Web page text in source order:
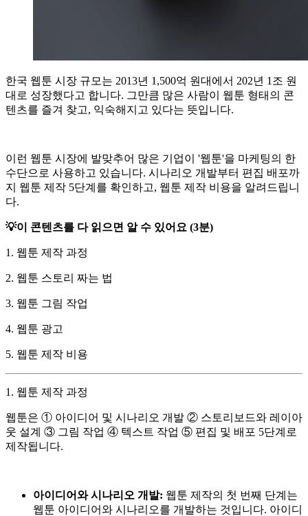
한국 웹툰 시장 규모는 2013년 1,500억 원대에서 202년 1조 원
대로 성장했다고 합니다. 그만큼 많은 사람이 웹툰 형태의 콘
텐츠를 즐겨 찾고, 익숙해지고 있다는 뜻입니다.
이런 웹툰 시장에 발맞추어 많은 기업이 '웹툰'을 마케팅의 한
수단으로 사용하고 있습니다. 시나리오 개발부터 편집 배포까
지 웹툰 제작 5단계를 확인하고, 웹툰 제작 비용을 알려드립니
다.
💡이 콘텐츠를 다 읽으면 알 수 있어요 (3분)
1. 웹툰 제작 과정
2. 웹툰 스토리 짜는 법
3. 웹툰 그림 작업
4. 웹툰 광고
5. 웹툰 제작 비용
1. 웹툰 제작 과정
웹툰은 ① 아이디어 및 시나리오 개발 ② 스토리보드와 레이아
웃 설계 ③ 그림 작업 ④ 텍스트 작업 ⑤ 편집 및 배포 5단계로
제작됩니다.
아이디어와 시나리오 개발: 웹툰 제작의 첫 번째 단계는
웹툰 아이디어와 시나리오를 개발하는 것입니다. 아이디